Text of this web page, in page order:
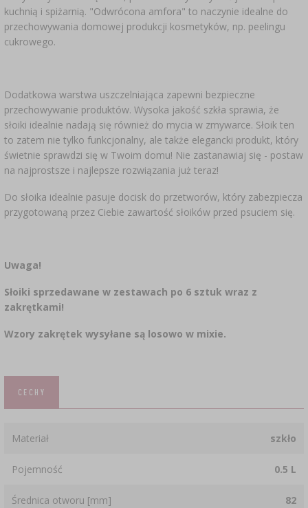
kuchnią i spiżarnią. "Odwrócona amfora" to naczynie idealne do
przechowywania domowej produkcji kosmetyków, np. peelingu
cukrowego.
Dodatkowa warstwa uszczelniająca zapewni bezpieczne
przechowywanie produktów. Wysoka jakość szkła sprawia, że
słoiki idealnie nadają się również do mycia w zmywarce. Słoik ten
to zatem nie tylko funkcjonalny, ale także elegancki produkt, który
świetnie sprawdzi się w Twoim domu! Nie zastanawiaj się - postaw
na najprostsze i najlepsze rozwiązania już teraz!
Do słoika idealnie pasuje docisk do przetworów, który zabezpiecza
przygotowaną przez Ciebie zawartość słoików przed psuciem się.
Uwaga!
Słoiki sprzedawane w zestawach po 6 sztuk wraz z
zakrętkami!
Wzory zakrętek wysyłane są losowo w mixie.
CECHY
Materiał szkło
Pojemność 0.5 L
Średnica otworu [mm] 82